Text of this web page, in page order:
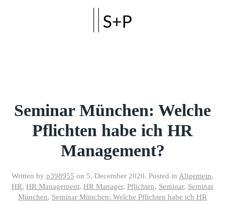
Seminar München: Welche
Pflichten habe ich HR
Management?
Written by p398955 on 5. December 2020. Posted in Allgemein,
HR, HR Management, HR Manager, Pflichten, Seminar, Seminar
München, Seminar München: Welche Pflichten habe ich HR